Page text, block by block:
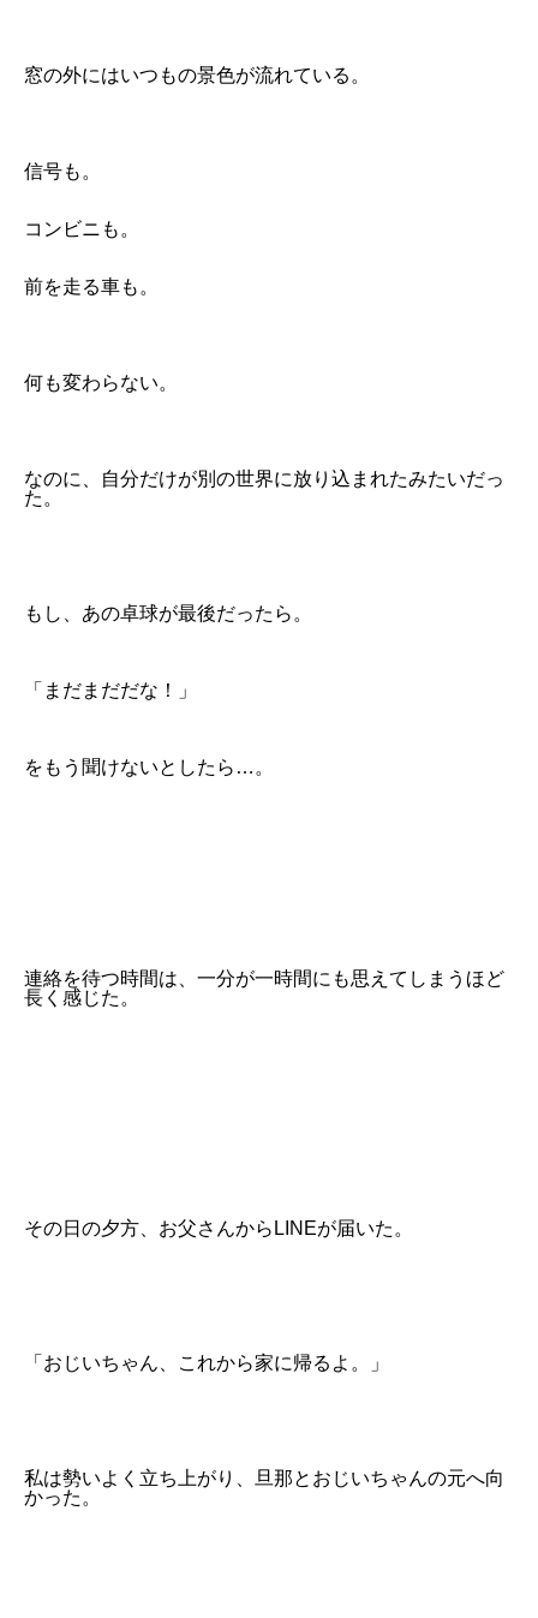
窓の外にはいつもの景色が流れている。
信号も。
コンビニも。
前を走る車も。
何も変わらない。
なのに、自分だけが別の世界に放り込まれたみたいだっ
た。
もし、あの卓球が最後だったら。
「まだまだだな！」
をもう聞けないとしたら…。
連絡を待つ時間は、一分が一時間にも思えてしまうほど
長く感じた。
その日の夕方、お父さんからLINEが届いた。
「おじいちゃん、これから家に帰るよ。」
私は勢いよく立ち上がり、旦那とおじいちゃんの元へ向
かった。